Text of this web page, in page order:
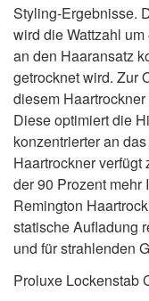
Styling-Ergebnisse.
wird die Wattzahl
an den Haaransatz
getrocknet wird. Zur
diesem
Diese optimiert die
konzentrierter an
Haartrockner verfügt
der 90 Prozent mehr
Remington
statische Aufladung
und für strahlenden
Proluxe Lockenstab